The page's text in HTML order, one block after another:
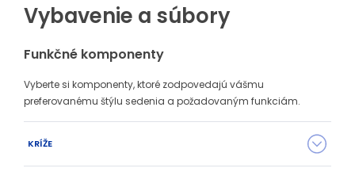
Vybavenie a súbory
Funkčné komponenty
Vyberte si komponenty, ktoré zodpovedajú vášmu
preferovanému štýlu sedenia a požadovaným funkciám.
KRÍŽE